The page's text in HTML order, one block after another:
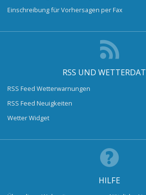
Einschreibung für Vorhersagen per Fax
RSS UND
RSS Feed Wetterwarnungen
RSS Feed Neuigkeiten
Wetter Widget
HILFE